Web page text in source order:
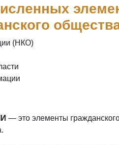
(НКО)
— это элементы